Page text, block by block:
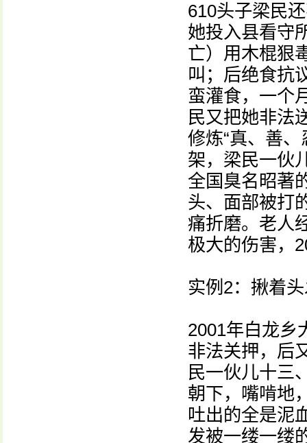
610头子梁民
她投入县看守
亡）用木棍狠
叫；后绝食抗
蛮灌食，一个
民又把她非法
修炼“真、善
架，梁民一伙
全国臭名昭著
头、面部被打
痛折磨。老人
极大的伤害，
实例2：揪着
2001年白龙乡
非法关押，后
民一伙儿十三
朝下，嘴啃地
吐出的全是泥
发被一缕一缕